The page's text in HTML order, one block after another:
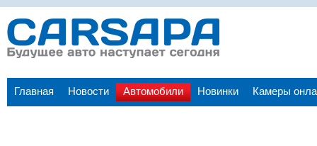
Главная Новости Автомобили Новинки Камеры